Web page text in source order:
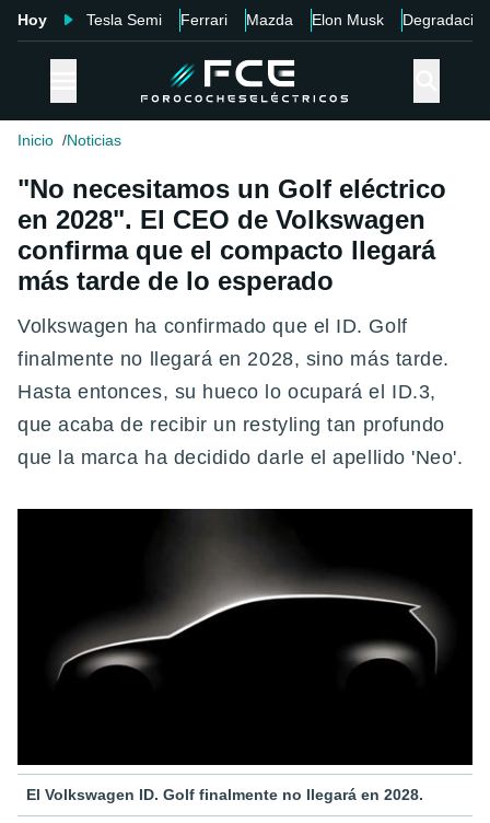
Hoy Tesla Semi Ferrari Mazda Elon Musk Degradación
Inicio Noticias
"No necesitamos un Golf eléctrico
en 2028". El CEO de Volkswagen
confirma que el compacto llegará
más tarde de lo esperado
Volkswagen ha confirmado que el ID. Golf
finalmente no llegará en 2028, sino más tarde.
Hasta entonces, su hueco lo ocupará el ID.3,
que acaba de recibir un restyling tan profundo
que la marca ha decidido darle el apellido 'Neo'.
El Volkswagen ID. Golf finalmente no llegará en 2028.